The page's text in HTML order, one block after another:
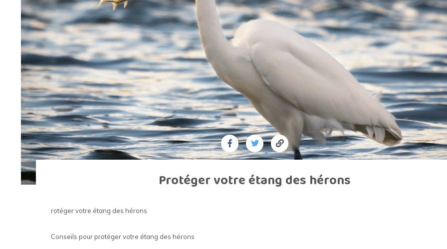
Bordure grillage
Fil de serrage
Grillage à chevaux
Grillage de rats
Grillage de blaireaux
Tapis en roseaux
Clôture électriques
Fil de barbelé
Filets de protection jardin
Protéger votre étang des hérons
rotéger votre étang des hérons
Conseils pour protéger votre étang des hérons